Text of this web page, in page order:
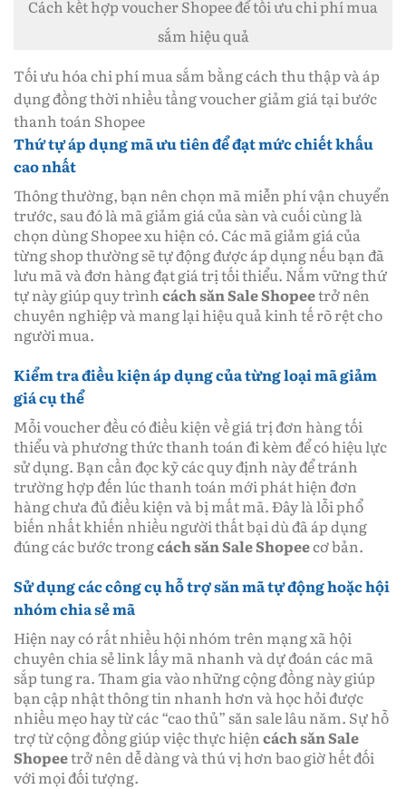
Cách kết hợp voucher Shopee để tối ưu chi phí mua
sắm hiệu quả
Tối ưu hóa chi phí mua sắm bằng cách thu thập và áp
dụng đồng thời nhiều tầng voucher giảm giá tại bước
thanh toán Shopee
Thứ tự áp dụng mã ưu tiên để đạt mức chiết khấu
cao nhất
Thông thường, bạn nên chọn mã miễn phí vận chuyển
trước, sau đó là mã giảm giá của sàn và cuối cùng là
chọn dùng Shopee xu hiện có. Các mã giảm giá của
từng shop thường sẽ tự động được áp dụng nếu bạn đã
lưu mã và đơn hàng đạt giá trị tối thiểu. Nắm vững thứ
tự này giúp quy trìnhcách săn Sale Shopeetrở nên
chuyên nghiệp và mang lại hiệu quả kinh tế rõ rệt cho
người mua.
Kiểm tra điều kiện áp dụng của từng loại mã giảm
giá cụ thể
Mỗi voucher đều có điều kiện về giá trị đơn hàng tối
thiểu và phương thức thanh toán đi kèm để có hiệu lực
sử dụng. Bạn cần đọc kỹ các quy định này để tránh
trường hợp đến lúc thanh toán mới phát hiện đơn
hàng chưa đủ điều kiện và bị mất mã. Đây là lỗi phổ
biến nhất khiến nhiều người thất bại dù đã áp dụng
đúng các bước trongcách săn Sale Shopeecơ bản.
Sử dụng các công cụ hỗ trợ săn mã tự động hoặc hội
nhóm chia sẻ mã
Hiện nay có rất nhiều hội nhóm trên mạng xã hội
chuyên chia sẻ link lấy mã nhanh và dự đoán các mã
sắp tung ra. Tham gia vào những cộng đồng này giúp
bạn cập nhật thông tin nhanh hơn và học hỏi được
nhiều mẹo hay từ các “cao thủ” săn sale lâu năm. Sự hỗ
trợ từ cộng đồng giúp việc thực hiện cách săn Sale
Shopeetrở nên dễ dàng và thú vị hơn bao giờ hết đối
với mọi đối tượng.